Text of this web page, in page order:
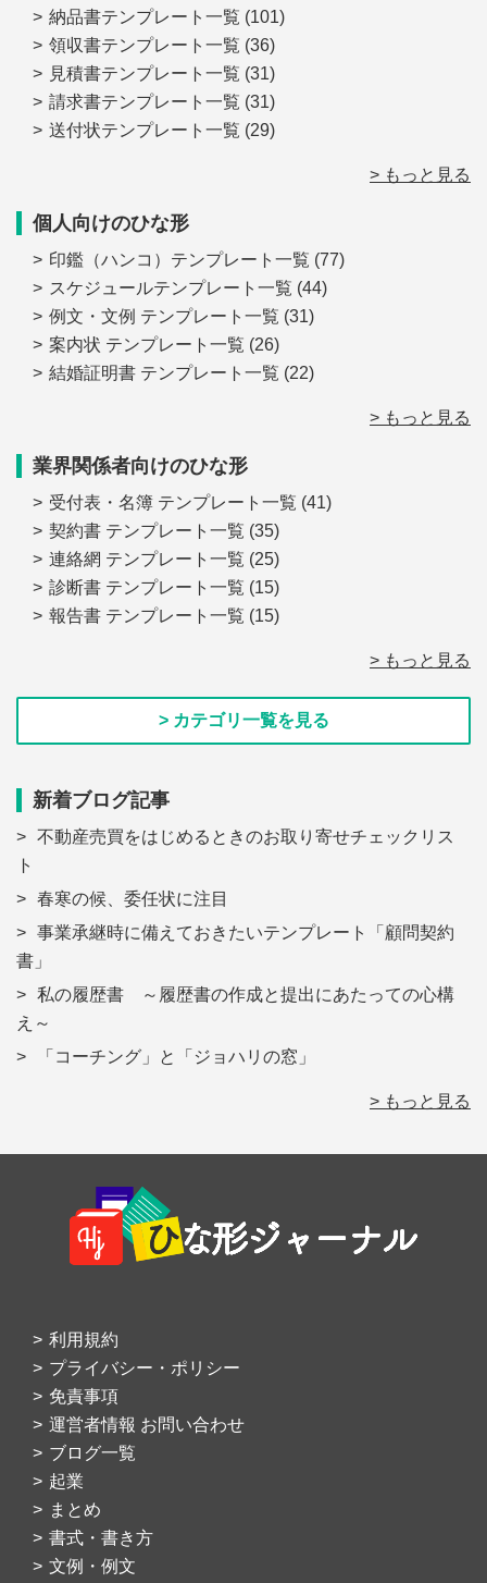
納品書テンプレート一覧 (101)
領収書テンプレート一覧 (36)
見積書テンプレート一覧 (31)
請求書テンプレート一覧 (31)
送付状テンプレート一覧 (29)
> もっと見る
個人向けのひな形
印鑑（ハンコ）テンプレート一覧 (77)
スケジュールテンプレート一覧 (44)
例文・文例 テンプレート一覧 (31)
案内状 テンプレート一覧 (26)
結婚証明書 テンプレート一覧 (22)
> もっと見る
業界関係者向けのひな形
受付表・名簿 テンプレート一覧 (41)
契約書 テンプレート一覧 (35)
連絡網 テンプレート一覧 (25)
診断書 テンプレート一覧 (15)
報告書 テンプレート一覧 (15)
> もっと見る
> カテゴリ一覧を見る
新着ブログ記事
不動産売買をはじめるときのお取り寄せチェックリス
ト
春寒の候、委任状に注目
事業承継時に備えておきたいテンプレート「顧問契約
書」
私の履歴書 ～履歴書の作成と提出にあたっての心構
え～
「コーチング」と「ジョハリの窓」
> もっと見る
Footer
利用規約
プライバシー・ポリシー
免責事項
運営者情報 お問い合わせ
ブログ一覧
起業
まとめ
書式・書き方
文例・例文